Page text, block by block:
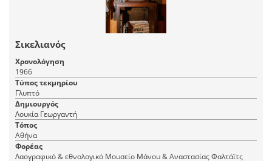
Σικελιανός
Χρονολόγηση
1966
Τύπος τεκμηρίου
Γλυπτό
Δημιουργός
Λουκία Γεωργαντή
Τόπος
Αθήνα
Φορέας
Λαογραφικό & εθνολογικό Μουσείο Μάνου & Αναστασίας Φαλτάϊτς